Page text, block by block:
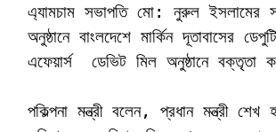
এ্যামচাম সভাপতি মো: নুরুল ইসলামের
অনুষ্ঠানে বাংলদেশে মার্কিন দূতাবাসের
এফেয়ার্স ডেভিট মিল অনুষ্ঠানে বক্তৃতা
পকিল্পনা মন্ত্রী বলেন, প্রধান মন্ত্রী শেখ